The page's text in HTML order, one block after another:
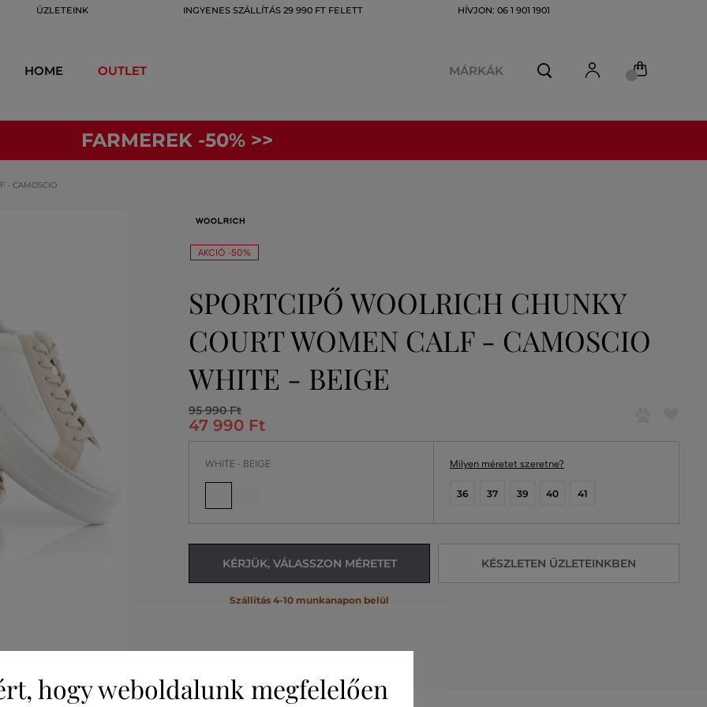
ÜZLETEINK INGYENES SZÁLLÍTÁS 29 990 FT FELETT HÍVJON: 06 1 901 1901
HOME OUTLET MÁRKÁK
FARMEREK -50% >>
- CAMOSCIO
AKCIÓ -50%
SPORTCIPŐ WOOLRICH CHUNKY
COURT WOMEN CALF - CAMOSCIO
WHITE - BEIGE
95 990 Ft
47 990 Ft
WHITE - BEIGE Milyen méretet szeretne?
36 37 39 40 41
KÉRJÜK, VÁLASSZON MÉRETET
Szállítás 4-10 munkanapon belül
KÉSZLETEN ÜZLETEINKBEN
hogy weboldalunk megfelelően